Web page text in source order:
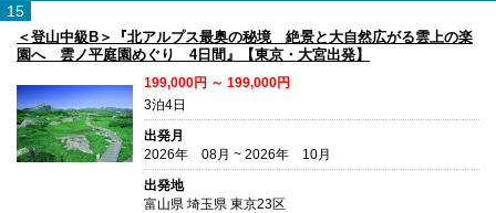
15
＜登山中級B＞『北アルプス最奥の秘境 絶景と大自然広がる雲上の楽
園へ 雲ノ平庭園めぐり 4日間』【東京・大宮出発】
199,000円 ～ 199,000円
3泊4日
出発月
2026年 08月 ~ 2026年 10月
出発地
富山県 埼玉県 東京23区